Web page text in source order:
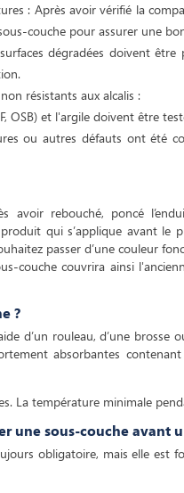
: Après avoir vérifié la
couche pour assurer une
dégradées doivent
résistants aux alcalis :
OSB) et l'argile doivent être
ou autres défauts ont été
avoir rebouché, poncé
qui s’applique avant
passer d’une couleur
couche couvrira ainsi
?
d’un rouleau, d’une brosse
absorbantes
La température minimale
sous-couche avant
obligatoire, mais elle est